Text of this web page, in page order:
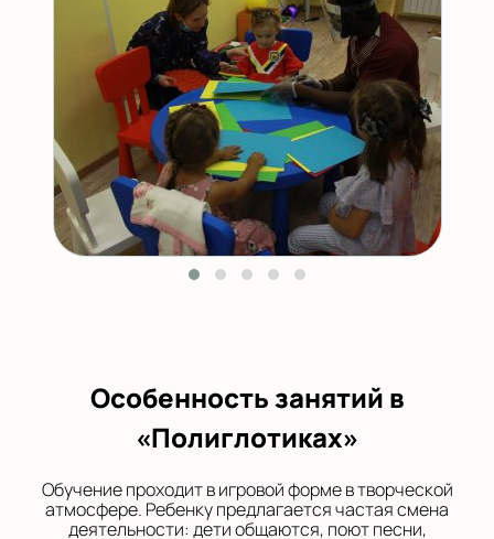
Особенность занятий в
«Полиглотиках»
Обучение проходит в игровой форме в творческой
атмосфере. Ребенку предлагается частая смена
деятельности: дети общаются, поют песни,